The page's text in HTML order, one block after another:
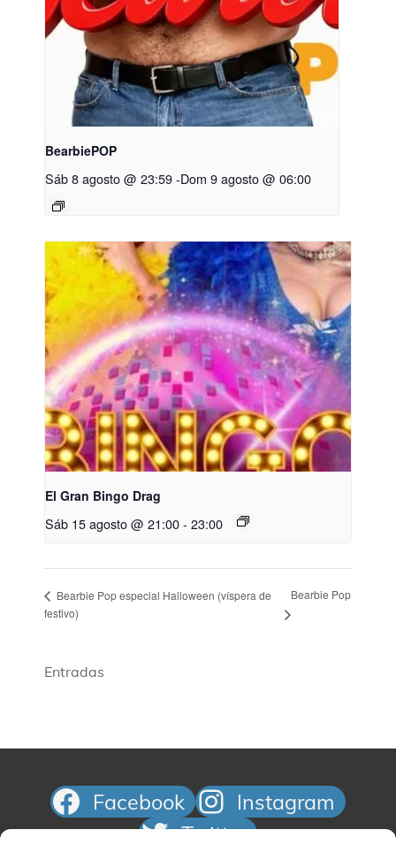
BearbiePOP
Sáb 8 agosto @ 23:59-Dom 9 agosto @ 06:00
El Gran Bingo Drag
Sáb 15 agosto @ 21:00- 23:00
Bearbie Pop especial Halloween (víspera de
festivo)
Bearbie Pop
Entradas
Facebook
Instagram
Twitter